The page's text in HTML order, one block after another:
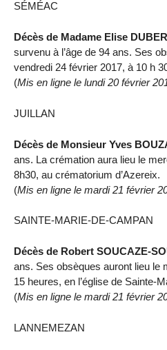
SÉMÉAC
Décès de Madame Elise
survenu à l’âge de 94 ans. Ses
vendredi 24 février 2017, à 10 h
(Mis en ligne le lundi 20 février
JUILLAN
Décès de Monsieur Yves
ans. La crémation aura lieu le
8h30, au crématorium d’Azereix.
(Mis en ligne le mardi 21 février
SAINTE-MARIE-DE-CAMPAN
Décès de Robert SOUCAZE-
ans. Ses obsèques auront lieu le
15 heures, en l’église de Sainte-
(Mis en ligne le mardi 21 février
LANNEMEZAN